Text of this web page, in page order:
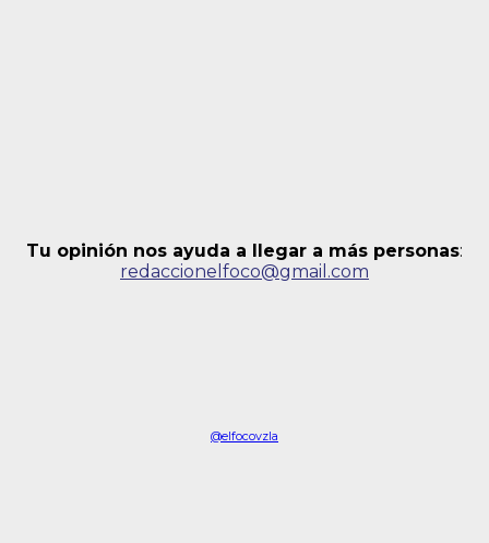
Tu opinión nos ayuda a llegar a más personas:
redaccionelfoco@gmail.com
@elfocovzla